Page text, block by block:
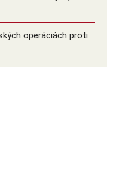
operáciách proti